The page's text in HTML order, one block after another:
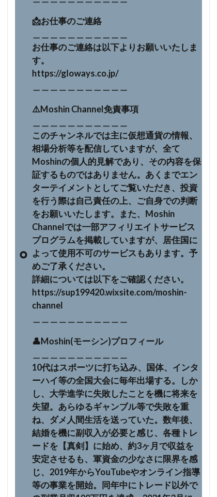
📩お仕事のご連絡
お仕事のご連絡は以下よりお願いいたしま
す。
https://gloways.co.jp/
⚠️Moshin Channel免責事項
このチャンネルでは主に仮想通貨の情報、
相場分析等を配信していますが、全て
Moshinの個人的見解であり、その内容を保
証するものではありません。あくまでエン
ターテイメントとしてご覧いただき、投資
を行う際は自己責任の上、ご自身での判断
をお願いいたします。また、Moshin
Channelでは一部アフィリエイトサービス
プログラムを掲載していますが、居住国に
よって使用不可のサービスもあります。予
めご了承ください。
詳細については以下をご確認ください。
https://sup199420.wixsite.com/moshin-
channel
👤Moshin(モーシン)プロフィール
10代はスポーツに打ち込み、国体、インタ
ーハイ等の全国大会に毎年出場する。しか
し、大学進学に失敗したことを機に将来を
失望。あらゆるギャンブル等で失敗を重
ね、ダメ人間生活を送っていた。数年後、
結婚を機に副収入が必要と感じ、各種トレ
ードを【真剣】に始め、約3ヶ月で収益を
安定させるも、軍資金の少なさに限界を感
じ、2019年からYouTubeやオンライン指導
等の事業を開始。同年中にトレード以外で